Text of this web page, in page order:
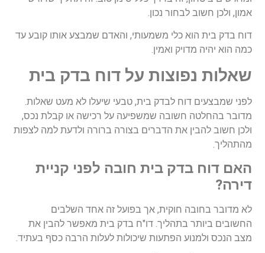
אמון, ולכן חשוב לבחור נכון.
דוח בדק בית הוא כלי משמעותי, והאדם שמבצע אותו קובע עד
כמה הוא יהיה מדויק ואמין.
שאלות נפוצות על דוח בדק בית
לפני שמבצעים דוח לבדק בית, טבעי שיעלו לא מעט שאלות.
מדובר בהחלטה חשובה שמשפיעה על רכישה או קבלת נכס,
ולכן חשוב להבין את הדברים בצורה ברורה ולדעת למה לצפות
מהתהליך.
האם דוח בדק בית חובה לפני קניית
דירה?
לא מדובר בחובה חוקית, אך בפועל זה אחד השלבים
החשובים ביותר בתהליך. דו"ח בדק בית מאפשר להבין את
מצב הנכס ולמנוע הפתעות שיכולות לעלות הרבה כסף בעתיד.